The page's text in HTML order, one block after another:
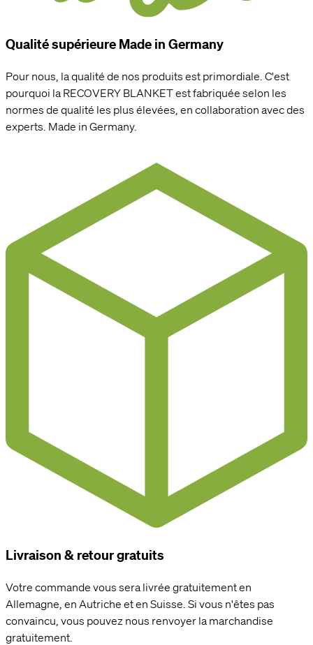
Qualité supérieure Made in Germany
Pour nous, la qualité de nos produits est primordiale. C'est
pourquoi la RECOVERY BLANKET est fabriquée selon les
normes de qualité les plus élevées, en collaboration avec des
experts. Made in Germany.
Livraison & retour gratuits
Votre commande vous sera livrée gratuitement en
Allemagne, en Autriche et en Suisse. Si vous n'êtes pas
convaincu, vous pouvez nous renvoyer la marchandise
gratuitement.